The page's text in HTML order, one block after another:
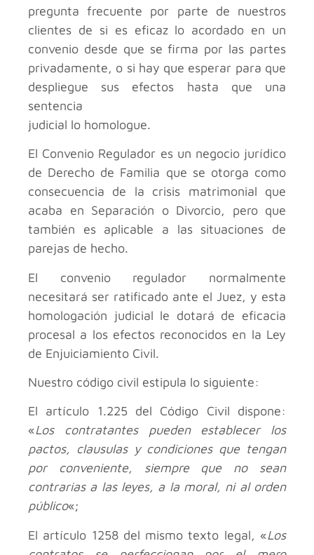
pregunta frecuente por parte de nuestros
clientes de si es eficaz lo acordado en un
convenio desde que se firma por las partes
privadamente, o si hay que esperar para que
despliegue sus efectos hasta que una
sentencia
judicial lo homologue.
El Convenio Regulador es un negocio jurídico
de Derecho de Familia que se otorga como
consecuencia de la crisis matrimonial que
acaba en Separación o Divorcio, pero que
también es aplicable a las situaciones de
parejas de hecho.
El convenio regulador normalmente
necesitará ser ratificado ante el Juez, y esta
homologación judicial le dotará de eficacia
procesal a los efectos reconocidos en la Ley
de Enjuiciamiento Civil.
Nuestro código civil estipula lo siguiente:
El artículo 1.225 del Código Civil dispone:
«Los contratantes pueden establecer los
pactos, clausulas y condiciones que tengan
por conveniente, siempre que no sean
contrarias a las leyes, a la moral, ni al orden
público«;
El artículo 1258 del mismo texto legal, «Los